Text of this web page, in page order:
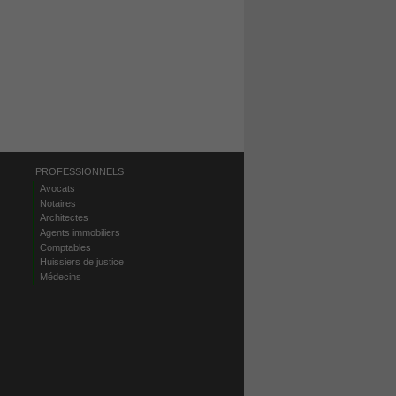
PROFESSIONNELS
Avocats
Notaires
Architectes
Agents immobiliers
Comptables
Huissiers de justice
Médecins